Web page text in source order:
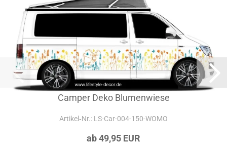
Camper Deko Blumenwiese
Artikel‑Nr.: LS-Car-004-150-WOMO
ab 49,95 EUR